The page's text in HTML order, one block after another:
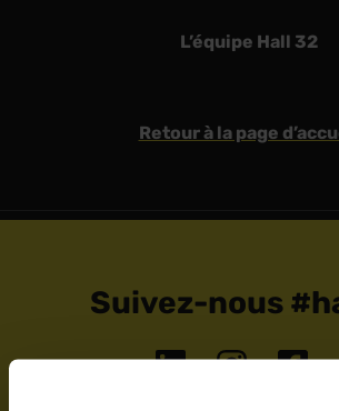
L’équipe Hall 32
Retour à la page
Suivez-nous